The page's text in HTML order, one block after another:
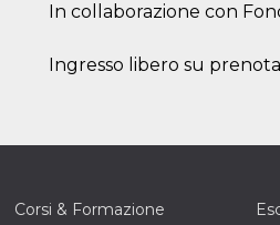
In collaborazione con
Ingresso libero su
Corsi & Formazione